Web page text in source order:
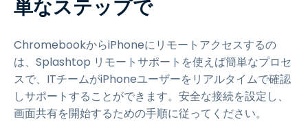
単なステップで
ChromebookからiPhoneにリモートアクセスするの
は、Splashtop リモートサポートを使えば簡単なプロセ
スで、ITチームがiPhoneユーザーをリアルタイムで確認
しサポートすることができます。安全な接続を設定し、
画面共有を開始するための手順に従ってください。